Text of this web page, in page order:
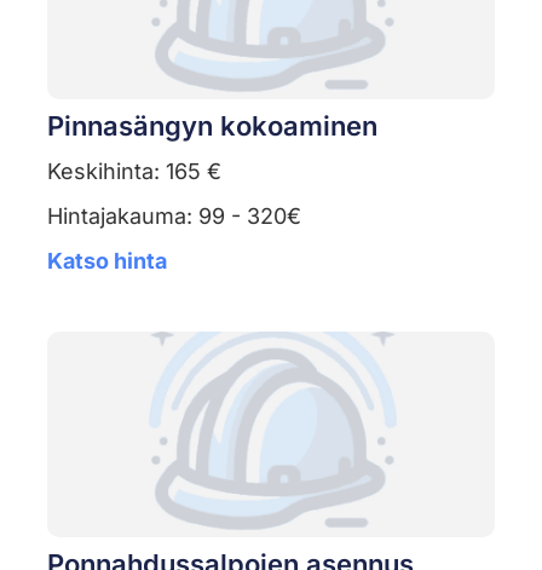
Pinnasängyn kokoaminen
Keskihinta: 165 €
Hintajakauma: 99 - 320€
Katso hinta